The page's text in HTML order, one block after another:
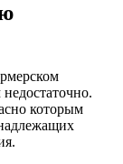
которым